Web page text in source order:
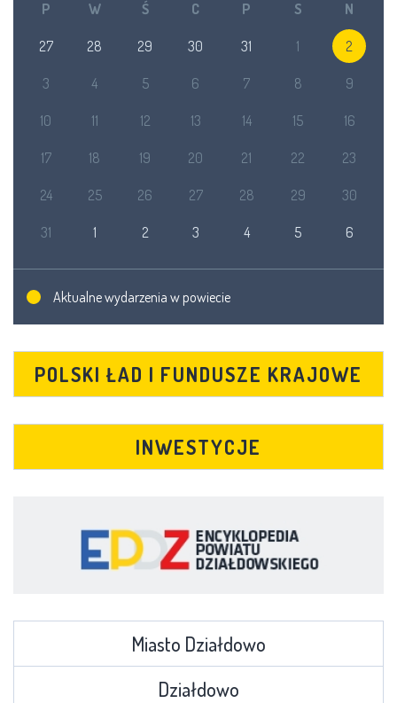
P W Ś C P S N
27 28 29 30 31 1 2
3 4 5 6 7 8 9
10 11 12 13 14 15 16
17 18 19 20 21 22 23
24 25 26 27 28 29 30
31 1 2 3 4 5 6
Aktualne wydarzenia w powiecie
POLSKI ŁAD I FUNDUSZE KRAJOWE
INWESTYCJE
Miasto Działdowo
Działdowo